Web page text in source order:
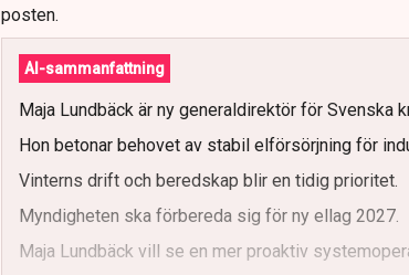
posten.
AI-sammanfattning
Maja Lundbäck är ny generaldirektör för Svenska
Hon betonar behovet av stabil elförsörjning för
Vinterns drift och beredskap blir en tidig prioritet.
Myndigheten ska förbereda sig för ny ellag 2027.
Maja Lundbäck vill se en mer proaktiv